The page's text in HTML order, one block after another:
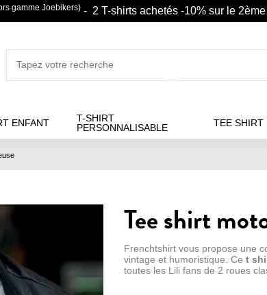
gamme Joebikers) - 2 T-shirts achetés -10% sur le
ENFANT
T-SHIRT
PERSONNALISABLE
TEE SHIRT
Tee shirt
Frenchtshirt vous propose une
vintage et humoristique. Ce t
toutes les Lili fans de 2 roues